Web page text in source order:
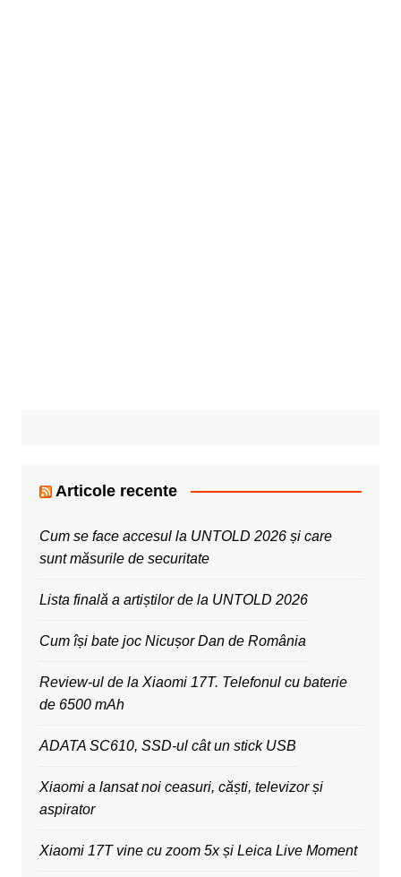
Articole recente
Cum se face accesul la UNTOLD 2026 și care
sunt măsurile de securitate
Lista finală a artiștilor de la UNTOLD 2026
Cum își bate joc Nicușor Dan de România
Review-ul de la Xiaomi 17T. Telefonul cu baterie
de 6500 mAh
ADATA SC610, SSD-ul cât un stick USB
Xiaomi a lansat noi ceasuri, căști, televizor și
aspirator
Xiaomi 17T vine cu zoom 5x și Leica Live Moment